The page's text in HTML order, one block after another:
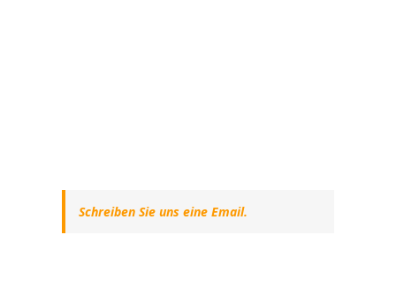
Schreiben Sie uns eine Email.